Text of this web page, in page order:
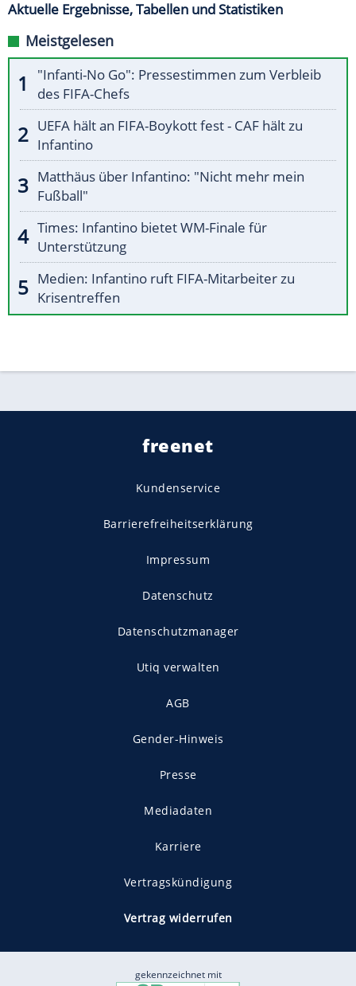
Aktuelle Ergebnisse, Tabellen und Statistiken
Meistgelesen
"Infanti-No Go": Pressestimmen zum Verbleib
des FIFA-Chefs
UEFA hält an FIFA-Boykott fest - CAF hält zu
Infantino
Matthäus über Infantino: "Nicht mehr mein
Fußball"
Times: Infantino bietet WM-Finale für
Unterstützung
Medien: Infantino ruft FIFA-Mitarbeiter zu
Krisentreffen
freenet
Kundenservice
Barrierefreiheitserklärung
Impressum
Datenschutz
Datenschutzmanager
Utiq verwalten
AGB
Gender-Hinweis
Presse
Mediadaten
Karriere
Vertragskündigung
Vertrag widerrufen
gekennzeichnet mit